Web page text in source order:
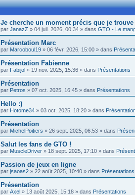
Je cherche un moment précis que je
par JanazZ » 04 juil. 2026, 00:34 » dans GTO - Le
Présentation Marc
par Marcoboul19 » 06 févr. 2026, 15:00 » dans
Présentation Fabienne
par Fabijol » 19 nov. 2025, 15:36 » dans Présentations
Présentation
par Petros » 07 oct. 2025, 16:45 » dans Présentations
Hello :)
par Hotome34 » 03 oct. 2025, 18:20 » dans
Présentation
par MichelPoitiers » 26 sept. 2025, 06:53 » dans
Salut les fans de GTO !
par MuscleDriver » 18 sept. 2025, 17:10 » dans
Passion de jeux en ligne
par jsaoas2 » 22 août 2025, 10:40 » dans Présentations
Présentation
par Axel » 13 août 2025, 15:18 » dans Présentations